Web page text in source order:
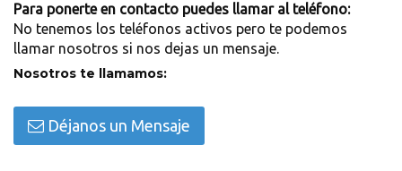
Para ponerte en contacto puedes llamar al teléfono:
No tenemos los teléfonos activos pero te podemos
llamar nosotros si nos dejas un mensaje.
Nosotros te llamamos:
Déjanos un Mensaje